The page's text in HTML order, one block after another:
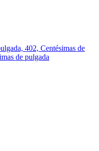
402, Centésimas de
de pulgada